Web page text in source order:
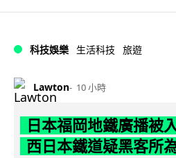
科技娛樂 生活科技 旅遊
Lawton 10 小時
日本福岡地鐵廣播被
西日本鐵道疑黑客所